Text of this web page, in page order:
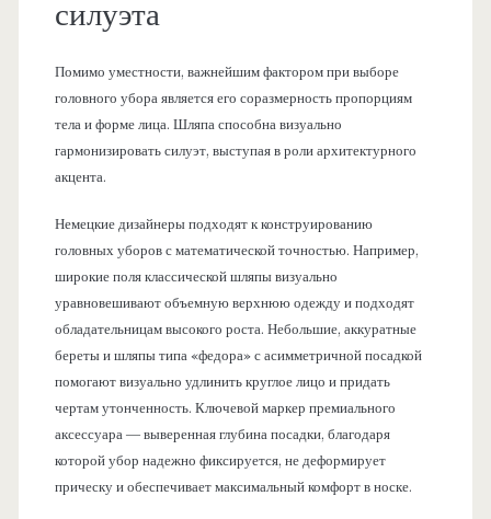
силуэта
Помимо уместности, важнейшим фактором при выборе
головного убора является его соразмерность пропорциям
тела и форме лица. Шляпа способна визуально
гармонизировать силуэт, выступая в роли архитектурного
акцента.
Немецкие дизайнеры подходят к конструированию
головных уборов с математической точностью. Например,
широкие поля классической шляпы визуально
уравновешивают объемную верхнюю одежду и подходят
обладательницам высокого роста. Небольшие, аккуратные
береты и шляпы типа «федора» с асимметричной посадкой
помогают визуально удлинить круглое лицо и придать
чертам утонченность. Ключевой маркер премиального
аксессуара — выверенная глубина посадки, благодаря
которой убор надежно фиксируется, не деформирует
прическу и обеспечивает максимальный комфорт в носке.